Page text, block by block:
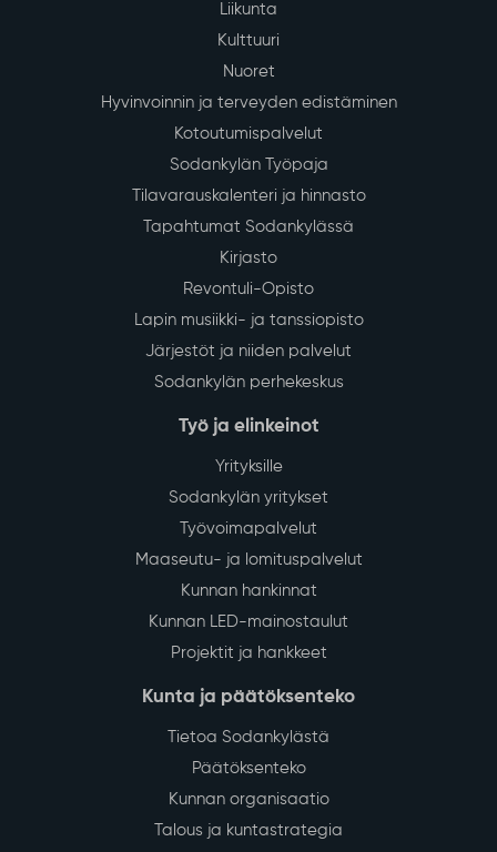
Liikunta
Kulttuuri
Nuoret
Hyvinvoinnin ja terveyden edistäminen
Kotoutumispalvelut
Sodankylän Työpaja
Tilavarauskalenteri ja hinnasto
Tapahtumat Sodankylässä
Kirjasto
Revontuli-Opisto
Lapin musiikki- ja tanssiopisto
Järjestöt ja niiden palvelut
Sodankylän perhekeskus
Työ ja elinkeinot
Yrityksille
Sodankylän yritykset
Työvoimapalvelut
Maaseutu- ja lomituspalvelut
Kunnan hankinnat
Kunnan LED-mainostaulut
Projektit ja hankkeet
Kunta ja päätöksenteko
Tietoa Sodankylästä
Päätöksenteko
Kunnan organisaatio
Talous ja kuntastrategia